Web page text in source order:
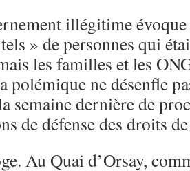
illégitime évoque
» de personnes qui
les familles et les
polémique ne désenfle
semaine dernière de
de défense des droits
Au Quai d’Orsay,